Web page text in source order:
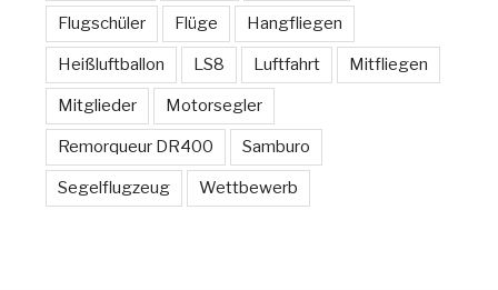
Flugschüler Flüge Hangfliegen
Heißluftballon LS8 Luftfahrt Mitfliegen
Mitglieder Motorsegler
Remorqueur DR400 Samburo
Segelflugzeug Wettbewerb